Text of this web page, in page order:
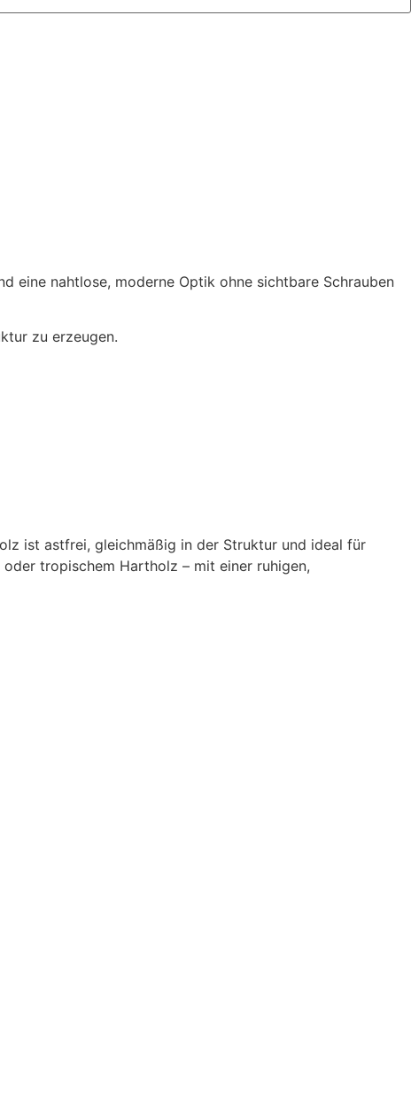
eine nahtlose, moderne Optik ohne sichtbare Schrauben
zu erzeugen.
ist astfrei, gleichmäßig in der Struktur und ideal für
tropischem Hartholz – mit einer ruhigen,